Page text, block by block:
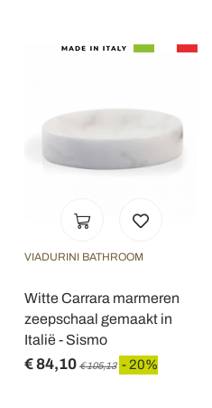
VIADURINI BATHROOM
Witte Carrara marmeren
zeepschaal gemaakt in
Italië - Sismo
€ 84,10 € 105,13 - 20%